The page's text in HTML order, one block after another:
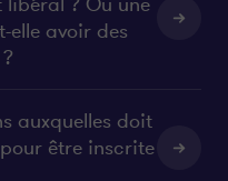
elle avoir des
auxquelles doit
être inscrite